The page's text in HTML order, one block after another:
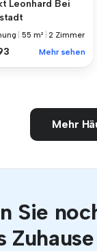
Leonhard Bei
|55 m² |2 Zimmer
Mehr sehen
Mehr
Sie
Zuhause